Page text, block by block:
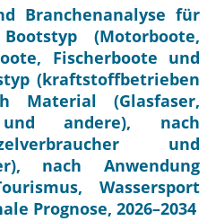
Branchenanalyse für
(Motorboote,
Fischerboote und
(kraftstoffbetrieben
Material (Glasfaser,
andere), nach
und
nach Anwendung
Wassersport
Prognose, 2026–2034